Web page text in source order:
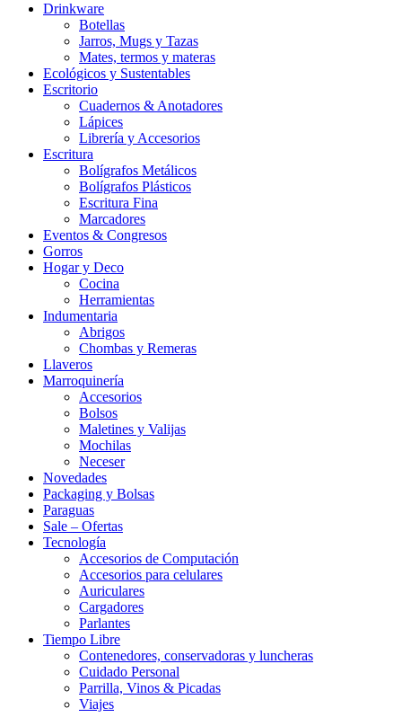
Drinkware
Botellas
Jarros, Mugs y Tazas
Mates, termos y materas
Ecológicos y Sustentables
Escritorio
Cuadernos & Anotadores
Lápices
Librería y Accesorios
Escritura
Bolígrafos Metálicos
Bolígrafos Plásticos
Escritura Fina
Marcadores
Eventos & Congresos
Gorros
Hogar y Deco
Cocina
Herramientas
Indumentaria
Abrigos
Chombas y Remeras
Llaveros
Marroquinería
Accesorios
Bolsos
Maletines y Valijas
Mochilas
Neceser
Novedades
Packaging y Bolsas
Paraguas
Sale – Ofertas
Tecnología
Accesorios de Computación
Accesorios para celulares
Auriculares
Cargadores
Parlantes
Tiempo Libre
Contenedores, conservadoras y luncheras
Cuidado Personal
Parrilla, Vinos & Picadas
Viajes